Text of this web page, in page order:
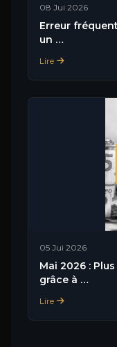
08 Jui 2026
Erreur
un …
Lire
05 Jui 2026
Mai 2026 :
grâce à …
Lire